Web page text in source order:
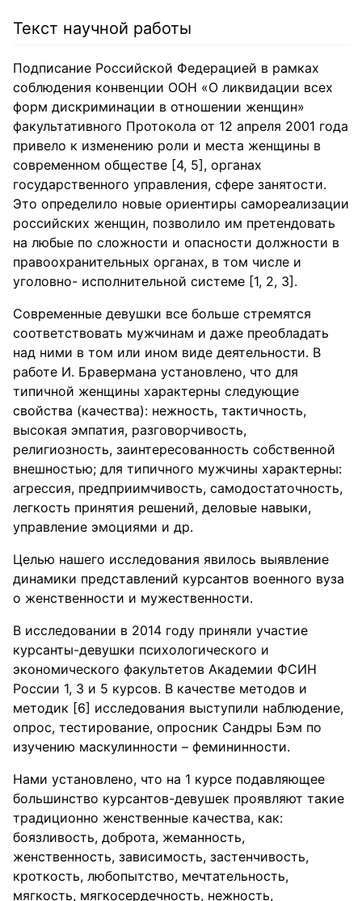
Текст научной работы
Подписание Российской Федерацией в рамках
соблюдения конвенции ООН «О ликвидации всех
форм дискриминации в отношении женщин»
факультативного Протокола от 12 апреля 2001 года
привело к изменению роли и места женщины в
современном обществе [4, 5], органах
государственного управления, сфере занятости.
Это определило новые ориентиры самореализации
российских женщин, позволило им претендовать
на любые по сложности и опасности должности в
правоохранительных органах, в том числе и
уголовно- исполнительной системе [1, 2, 3].
Современные девушки все больше стремятся
соответствовать мужчинам и даже преобладать
над ними в том или ином виде деятельности. В
работе И. Бравермана установлено, что для
типичной женщины характерны следующие
свойства (качества): нежность, тактичность,
высокая эмпатия, разговорчивость,
религиозность, заинтересованность собственной
внешностью; для типичного мужчины характерны:
агрессия, предприимчивость, самодостаточность,
легкость принятия решений, деловые навыки,
управление эмоциями и др.
Целью нашего исследования явилось выявление
динамики представлений курсантов военного вуза
о женственности и мужественности.
В исследовании в 2014 году приняли участие
курсанты-девушки психологического и
экономического факультетов Академии ФСИН
России 1, 3 и 5 курсов. В качестве методов и
методик [6] исследования выступили наблюдение,
опрос, тестирование, опросник Сандры Бэм по
изучению маскулинности – фемининности.
Нами установлено, что на 1 курсе подавляющее
большинство курсантов-девушек проявляют такие
традиционно женственные качества, как:
боязливость, доброта, жеманность,
женственность, зависимость, застенчивость,
кроткость, любопытство, мечтательность,
мягкость, мягкосердечность, нежность,